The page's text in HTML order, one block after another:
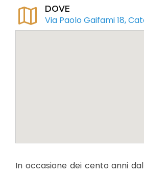
map DOVE
Via Paolo Gaifami 18,
In occasione dei cento anni